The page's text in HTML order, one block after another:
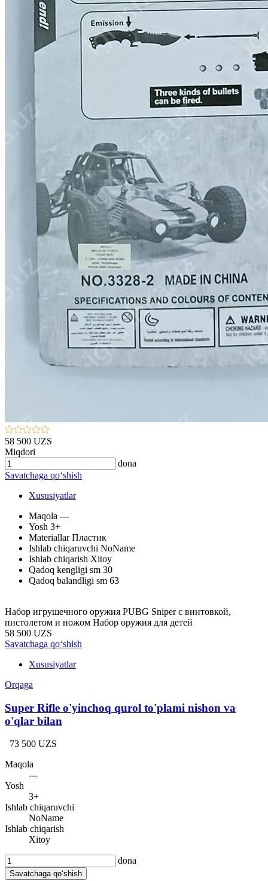
58 500 UZS
Miqdori
dona
Savatchaga qo‘shish
Xususiyatlar
Maqola ---
Yosh 3+
MateriallarПластик
Ishlab chiqaruvchi NoName
Ishlab chiqarish Xitoy
Qadoq kengligi sm 30
Qadoq balandligi sm 63
Набор игрушечного оружия PUBG Sniper с винтовкой,
пистолетом и ножом Набор оружия для детей
58 500 UZS
Savatchaga qo‘shish
Xususiyatlar
Orqaga
Super Rifle o'yinchoq qurol to'plami nishon va
o'qlar bilan
73 500 UZS
Maqola
---
Yosh
3+
Ishlab chiqaruvchi
NoName
Ishlab chiqarish
Xitoy
dona
Savatchaga qo‘shish